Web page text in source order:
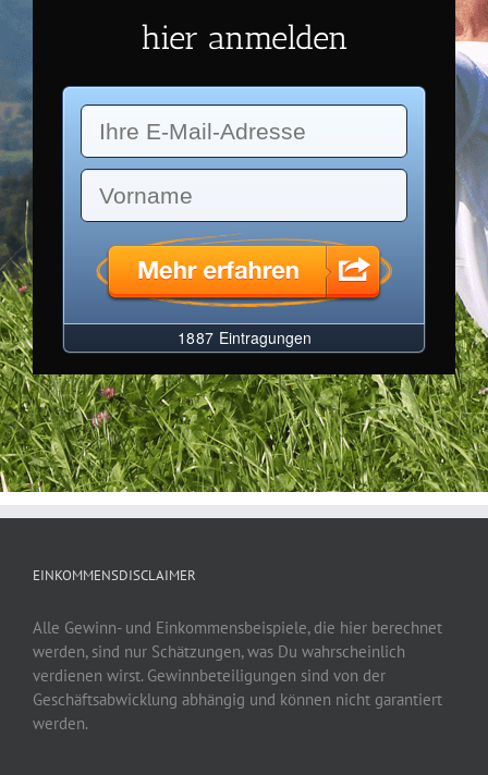
hier anmelden
EINKOMMENSDISCLAIMER
Alle Gewinn- und Einkommensbeispiele, die hier berechnet
werden, sind nur Schätzungen, was Du wahrscheinlich
verdienen wirst. Gewinnbeteiligungen sind von der
Geschäftsabwicklung abhängig und können nicht garantiert
werden.